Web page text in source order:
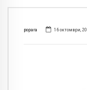
popara 16 октомври,